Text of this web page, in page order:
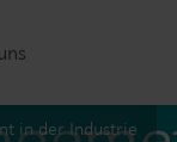
in der Industrie